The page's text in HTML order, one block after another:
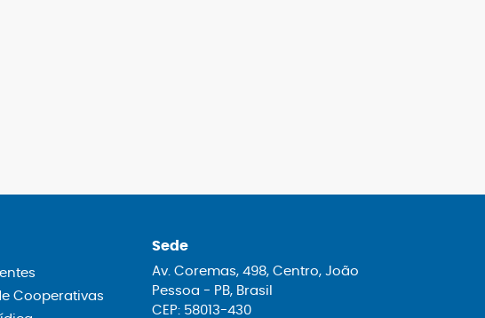
Cooperativas
Sede
Av. Coremas, 498, Centro, João
Pessoa - PB, Brasil
CEP: 58013-430